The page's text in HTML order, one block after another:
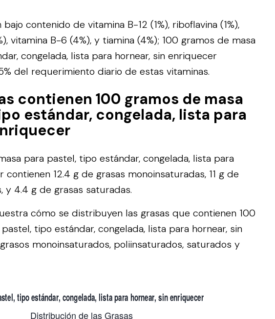
contenido de vitamina B-12 (1%), riboflavina (1%),
vitamina B-6 (4%), y tiamina (4%); 100 gramos de masa
congelada, lista para hornear, sin enriquecer
del requerimiento diario de estas vitaminas.
contienen 100 gramos de masa
estándar, congelada, lista para
para pastel, tipo estándar, congelada, lista para
contienen 12.4 g de grasas monoinsaturadas, 11 g de
y 4.4 g de grasas saturadas.
cómo se distribuyen las grasas que contienen 100
tipo estándar, congelada, lista para hornear, sin
monoinsaturados, poliinsaturados, saturados y